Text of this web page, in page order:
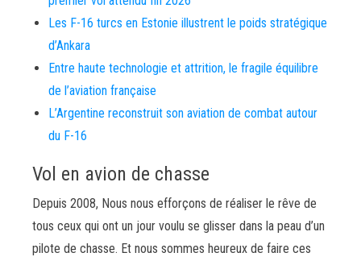
Les F-16 turcs en Estonie illustrent le poids stratégique
d’Ankara
Entre haute technologie et attrition, le fragile équilibre
de l’aviation française
L’Argentine reconstruit son aviation de combat autour
du F-16
Vol en avion de chasse
Depuis 2008, Nous nous efforçons de réaliser le rêve de
tous ceux qui ont un jour voulu se glisser dans la peau d’un
pilote de chasse. Et nous sommes heureux de faire ces